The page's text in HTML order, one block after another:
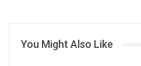
You Might Also Like